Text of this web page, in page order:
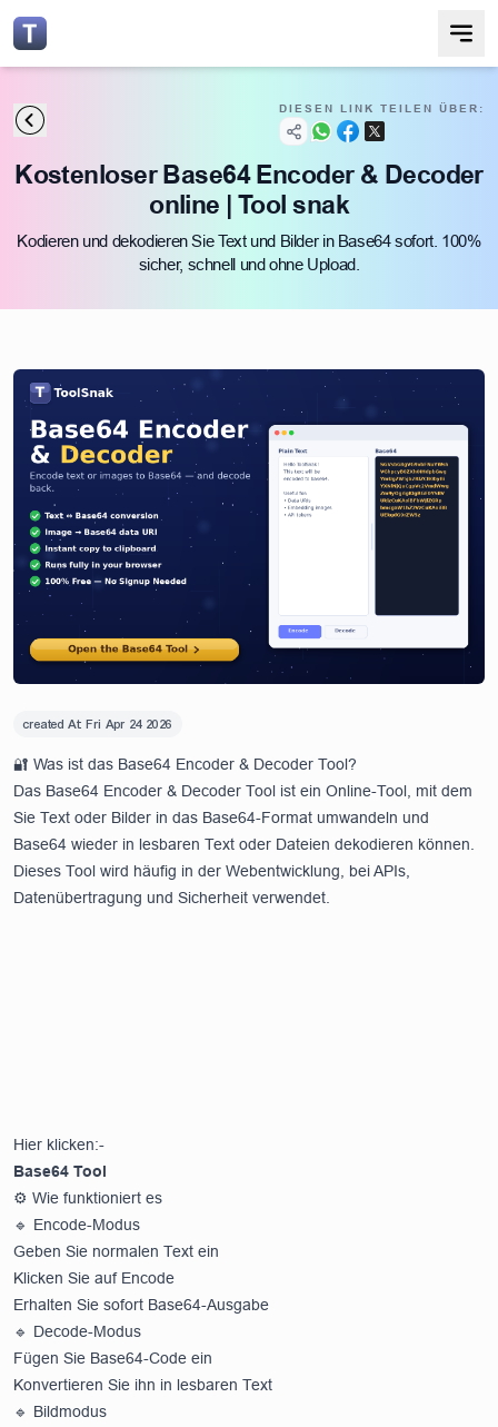
DIESEN LINK TEILEN ÜBER:
Kostenloser Base64 Encoder & Decoder
online | Tool snak
Kodieren und dekodieren Sie Text und Bilder in Base64 sofort. 100%
sicher, schnell und ohne Upload.
created At:Fri Apr 24 2026
🔐 Was ist das Base64 Encoder & Decoder Tool?
Das Base64 Encoder & Decoder Tool ist ein Online-Tool, mit dem
Sie Text oder Bilder in das Base64-Format umwandeln und
Base64 wieder in lesbaren Text oder Dateien dekodieren können.
Dieses Tool wird häufig in der Webentwicklung, bei APIs,
Datenübertragung und Sicherheit verwendet.
Hier klicken:-
Base64 Tool
⚙️ Wie funktioniert es
🔹 Encode-Modus
Geben Sie normalen Text ein
Klicken Sie auf Encode
Erhalten Sie sofort Base64-Ausgabe
🔹 Decode-Modus
Fügen Sie Base64-Code ein
Konvertieren Sie ihn in lesbaren Text
🔹 Bildmodus